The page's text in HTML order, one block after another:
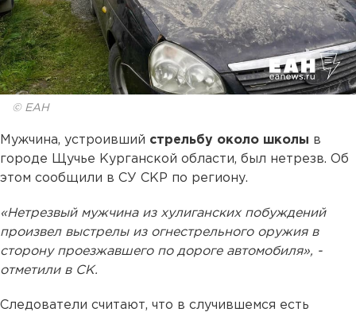
© ЕАН
Мужчина, устроивший стрельбу около школы в
городе Щучье Курганской области, был нетрезв. Об
этом сообщили в СУ СКР по региону.
«Нетрезвый мужчина из хулиганских побуждений
произвел выстрелы из огнестрельного оружия в
сторону проезжавшего по дороге автомобиля», -
отметили в СК.
Следователи считают, что в случившемся есть